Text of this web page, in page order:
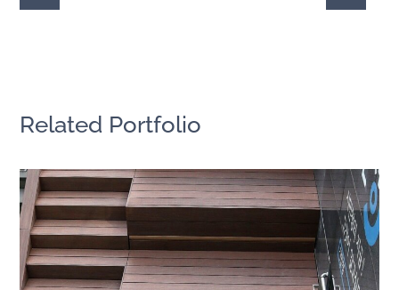
Related Portfolio
首爾市政廳入口樓梯｜韓國